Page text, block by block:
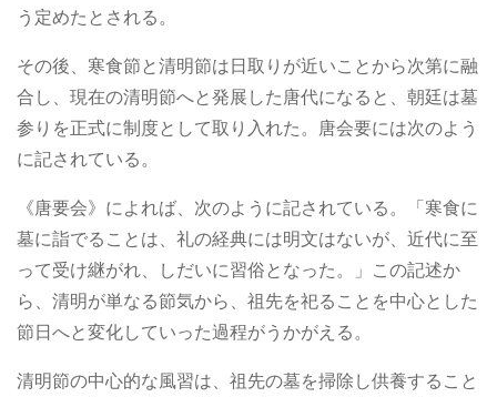
う定めたとされる。
その後、寒食節と清明節は日取りが近いことから次第に融
合し、現在の清明節へと発展した唐代になると、朝廷は墓
参りを正式に制度として取り入れた。唐会要には次のよう
に記されている。
《唐要会》によれば、次のように記されている。「寒食に
墓に詣でることは、礼の経典には明文はないが、近代に至
って受け継がれ、しだいに習俗となった。」この記述か
ら、清明が単なる節気から、祖先を祀ることを中心とした
節日へと変化していった過程がうかがえる。
清明節の中心的な風習は、祖先の墓を掃除し供養すること